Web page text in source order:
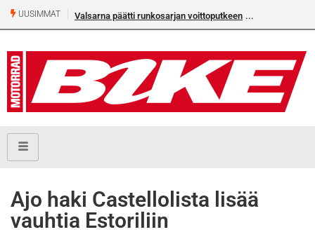
UUSIMMAT Valsarna päätti runkosarjan voittoputkeen
Ajo haki Castellolista lisää
vauhtia Estoriliin